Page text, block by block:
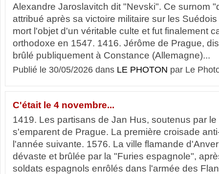
Alexandre Jaroslavitch dit "Nevski". Ce surnom
attribué après sa victoire militaire sur les
mort l'objet d'un véritable culte et fut finalement
orthodoxe en 1547. 1416. Jérôme de Prague,
brûlé publiquement à Constance (Allemagne)...
Publié le 30/05/2026 dans LE PHOTON par Le
C'était le 4 novembre...
1419. Les partisans de Jan Hus, soutenus par
s'emparent de Prague. La première croisade
l'année suivante. 1576. La ville flamande
dévaste et brûlée par la "Furies espagnole",
soldats espagnols enrôlés dans l'armée des